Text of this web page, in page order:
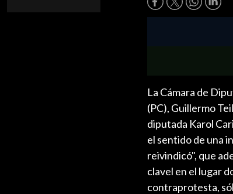
La Cámara de
(PC), Guillermo
diputada Karol
el sentido de una
reivindicó", que
clavel en el lugar
contraprotesta,